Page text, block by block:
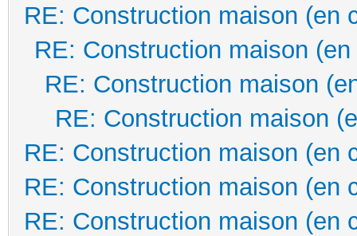
RE: Construction maison (en
RE: Construction maison
RE: Construction maison
RE: Construction maison
RE: Construction maison (en
RE: Construction maison (en
RE: Construction maison (en